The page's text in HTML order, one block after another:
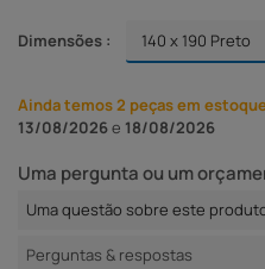
Dimensões :
Ainda temos 2 peças em
13/08/2026e 18/08/2026
Uma pergunta ou um
Uma questão sobre este
Perguntas & respostas